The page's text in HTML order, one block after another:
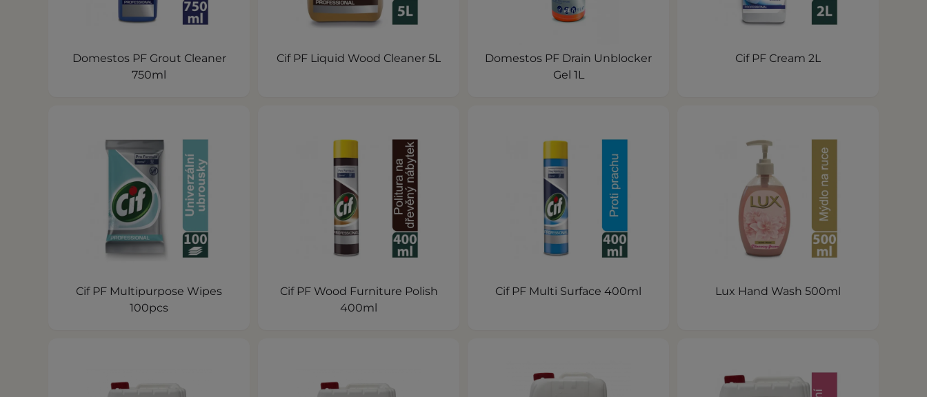
Domestos PF Grout Cleaner
750ml
Cif PF Liquid Wood Cleaner 5L
Domestos PF Drain Unblocker
Gel 1L
Cif PF Cream 2L
Cif PF Multipurpose Wipes
100pcs
Cif PF Wood Furniture Polish
400ml
Cif PF Multi Surface 400ml Lux Hand Wash 500ml